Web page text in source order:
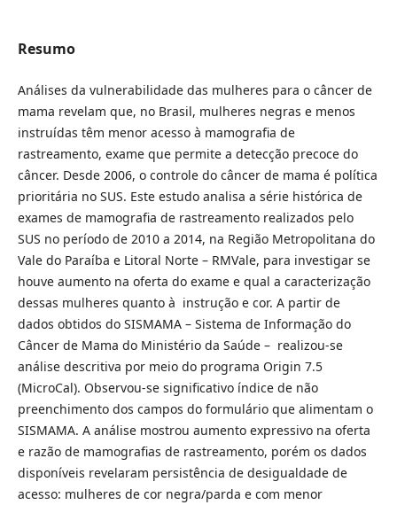
Resumo
Análises da vulnerabilidade das mulheres para o câncer de
mama revelam que, no Brasil, mulheres negras e menos
instruídas têm menor acesso à mamografia de
rastreamento, exame que permite a detecção precoce do
câncer. Desde 2006, o controle do câncer de mama é política
prioritária no SUS. Este estudo analisa a série histórica de
exames de mamografia de rastreamento realizados pelo
SUS no período de 2010 a 2014, na Região Metropolitana do
Vale do Paraíba e Litoral Norte – RMVale, para investigar se
houve aumento na oferta do exame e qual a caracterização
dessas mulheres quanto à instrução e cor. A partir de
dados obtidos do SISMAMA – Sistema de Informação do
Câncer de Mama do Ministério da Saúde – realizou-se
análise descritiva por meio do programa Origin 7.5
(MicroCal). Observou-se significativo índice de não
preenchimento dos campos do formulário que alimentam o
SISMAMA. A análise mostrou aumento expressivo na oferta
e razão de mamografias de rastreamento, porém os dados
disponíveis revelaram persistência de desigualdade de
acesso: mulheres de cor negra/parda e com menor